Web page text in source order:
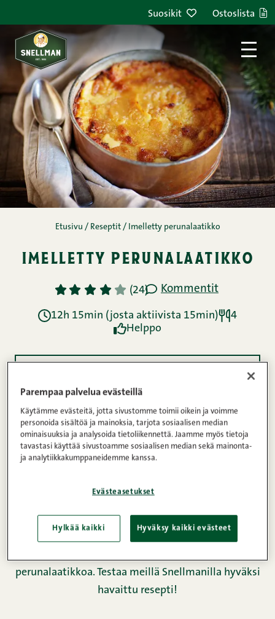
Suosikit Ostoslista
Etusivu / Reseptit / Imelletty perunalaatikko
imelletty perunalaatikko
1 2 3 4 5 (24) Kommentit
12h 15min (josta aktiivista 15min)
4
Helppo
Ohje
Imelletty perunalaatikko on yksi suomalaisen
perunalaatikkoa. Testaa meillä Snellmanilla hyväksi
havaittu resepti!
Parempaa palvelua evästeillä
Käytämme evästeitä, jotta sivustomme toimii oikein ja voimme
personoida sisältöä ja mainoksia, tarjota sosiaalisen median
ominaisuuksia ja analysoida tietoliikennettä. Jaamme myös tietoja
tavastasi käyttää sivustoamme sosiaalisen median sekä mainonta-
ja analytiikkakumppaneidemme kanssa.
Evästeasetukset
Hylkää kaikki Hyväksy kaikki evästeet